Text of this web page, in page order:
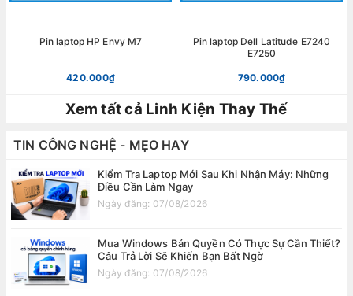
Pin laptop HP Envy M7
420.000₫
Pin laptop Dell Latitude E7240
E7250
790.000₫
Xem tất cả Linh Kiện Thay Thế
TIN CÔNG NGHỆ - MẸO HAY
Kiểm Tra Laptop Mới Sau Khi Nhận Máy: Những
Điều Cần Làm Ngay
Ngày đăng: 07/08/2026
Mua Windows Bản Quyền Có Thực Sự Cần Thiết?
Câu Trả Lời Sẽ Khiến Bạn Bất Ngờ
Ngày đăng: 07/08/2026